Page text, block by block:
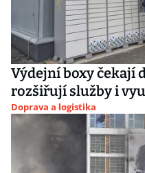
Výdejní boxy čekají
rozšiřují služby i
Doprava a logistika